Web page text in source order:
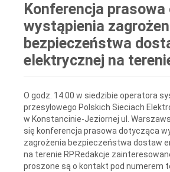
Konferencja
wystąpienia
bezpieczeństwa
elektrycznej na
O godz. 14.00 w siedzibie operatora
przesyłowego Polskich Sieciach
w Konstancinie-Jeziornej ul.
się konferencja prasowa dotycząca
zagrożenia bezpieczeństwa dostaw
na terenie RP.Redakcje
proszone są o kontakt pod numerem